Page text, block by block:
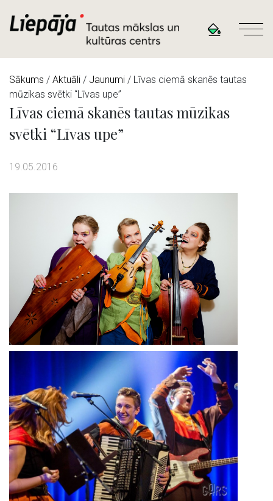
Sākums / Aktuāli / Jaunumi / Līvas ciemā skanēs tautas
mūzikas svētki “Līvas upe”
Līvas ciemā skanēs tautas mūzikas
svētki “Līvas upe”
19.05.2016